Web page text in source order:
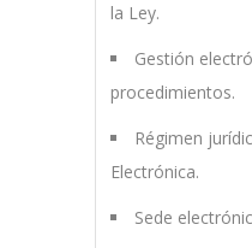
la Ley.
Gestión
procedimientos.
Régimen
Electrónica.
Sede